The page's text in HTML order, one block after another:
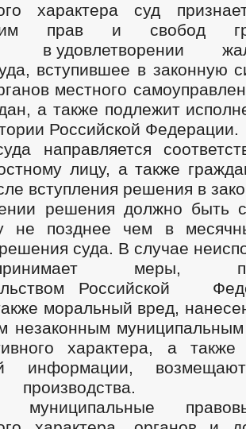
характера суд
прав и свобод
в удовлетворении
вступившее в законную
местного
а также подлежит
Российской Федерации.
направляется
лицу, а также
вступления решения в
решения должно быть
не позднее чем в
суда. В случае
меры,
Российской
моральный вред,
незаконным
характера, а также
информации,
муниципальные